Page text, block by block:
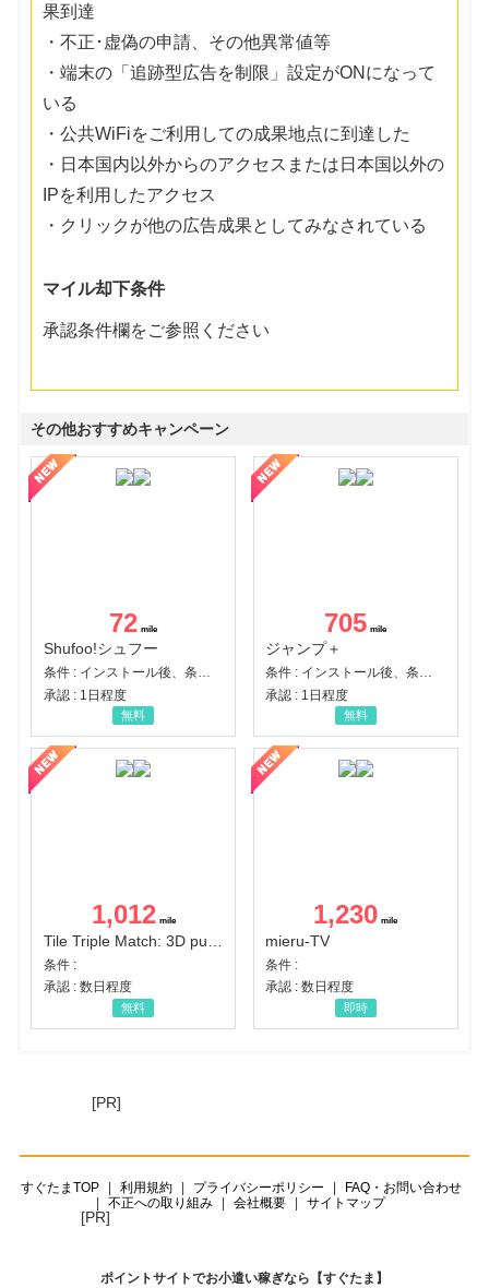
果到達
・不正･虚偽の申請、その他異常値等
・端末の「追跡型広告を制限」設定がONになって
いる
・公共WiFiをご利用しての成果地点に到達した
・日本国内以外からのアクセスまたは日本国以外の
IPを利用したアクセス
・クリックが他の広告成果としてみなされている
マイル却下条件
承認条件欄をご参照ください
その他おすすめキャンペーン
72
Shufoo!シュフー
条件 : インストール後、条件達成
承認 : 1日程度
無料
705
ジャンプ＋
条件 : インストール後、条件達成
承認 : 1日程度
無料
1,012
条件 :
承認 : 数日程度
無料
1,230
mieru-TV
条件 :
承認 : 数日程度
即時
[PR]
すぐたまTOP 利用規約 プライバシーポリシー
FAQ・お問い合わせ
不正への取り組み
会社概要 サイトマップ
[PR]
ポイントサイトでお小遣い稼ぎなら【すぐたま】